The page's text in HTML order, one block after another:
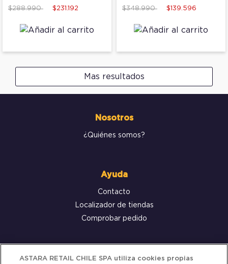
Price reduced from
$288.990to $231.192 Price reduced from
$348.990to $139.596
Mas resultados
Nosotros
¿Quiénes somos?
Ayuda
Contacto
Localizador de tiendas
Comprobar pedido
Servicio al cliente
ASTARA RETAIL CHILE SPA utiliza cookies propias